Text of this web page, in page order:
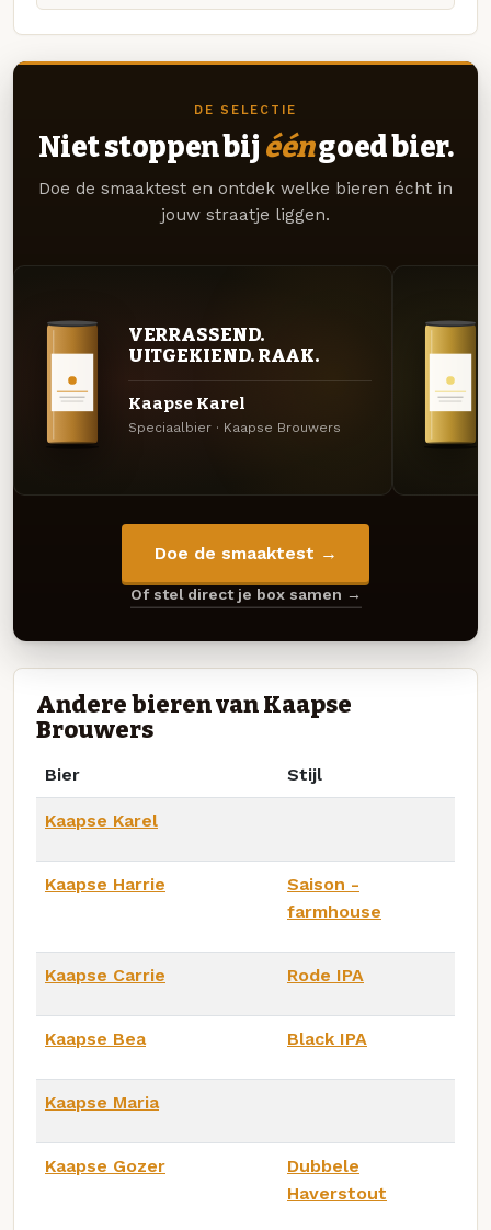
DE SELECTIE
Niet stoppen bij ééngoed bier.
Doe de smaaktest en ontdek welke bieren écht in
jouw straatje liggen.
VERRASSEND.
UITGEKIEND. RAAK.
Kaapse Karel
Speciaalbier · Kaapse Brouwers
Doe de smaaktest →
Of stel direct je box samen →
Andere bieren van Kaapse
Brouwers
Bier Stijl
Kaapse Karel
Kaapse Harrie
Saison -
farmhouse
Kaapse Carrie Rode IPA
Kaapse Bea Black IPA
Kaapse Maria
Kaapse Gozer
Dubbele
Haverstout